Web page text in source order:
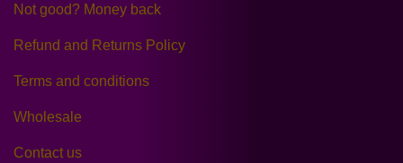
Not good? Money back
Refund and Returns Policy
Terms and conditions
Wholesale
Contact us